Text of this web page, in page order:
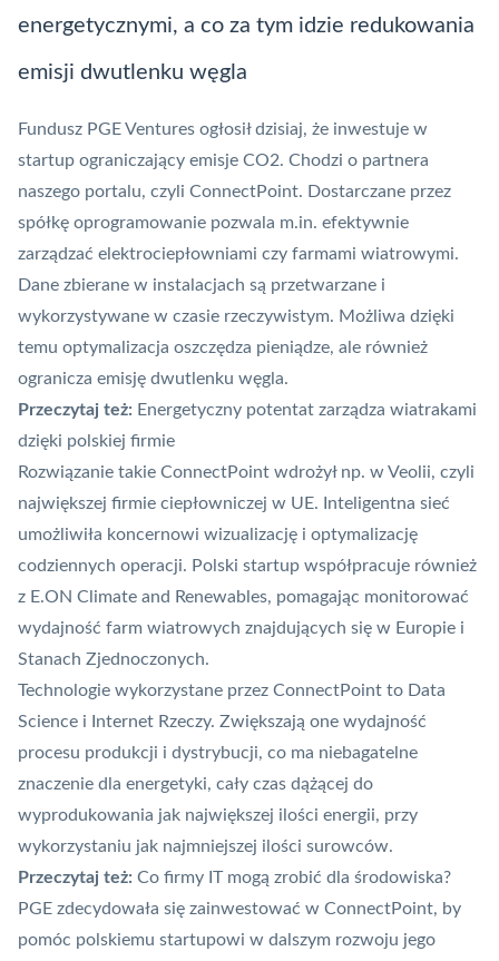
energetycznymi, a co za tym idzie redukowania
emisji dwutlenku węgla
Fundusz PGE Ventures ogłosił dzisiaj, że inwestuje w
startup ograniczający emisje CO2. Chodzi o partnera
naszego portalu, czyli ConnectPoint. Dostarczane przez
spółkę oprogramowanie pozwala m.in. efektywnie
zarządzać elektrociepłowniami czy farmami wiatrowymi.
Dane zbierane w instalacjach są przetwarzane i
wykorzystywane w czasie rzeczywistym. Możliwa dzięki
temu optymalizacja oszczędza pieniądze, ale również
ogranicza emisję dwutlenku węgla.
Przeczytaj też: Energetyczny potentat zarządza wiatrakami
dzięki polskiej firmie
Rozwiązanie takie ConnectPoint wdrożył np. w Veolii, czyli
największej firmie ciepłowniczej w UE. Inteligentna sieć
umożliwiła koncernowi wizualizację i optymalizację
codziennych operacji. Polski startup współpracuje również
z E.ON Climate and Renewables, pomagając monitorować
wydajność farm wiatrowych znajdujących się w Europie i
Stanach Zjednoczonych.
Technologie wykorzystane przez ConnectPoint to Data
Science i Internet Rzeczy. Zwiększają one wydajność
procesu produkcji i dystrybucji, co ma niebagatelne
znaczenie dla energetyki, cały czas dążącej do
wyprodukowania jak największej ilości energii, przy
wykorzystaniu jak najmniejszej ilości surowców.
Przeczytaj też: Co firmy IT mogą zrobić dla środowiska?
PGE zdecydowała się zainwestować w ConnectPoint, by
pomóc polskiemu startupowi w dalszym rozwoju jego